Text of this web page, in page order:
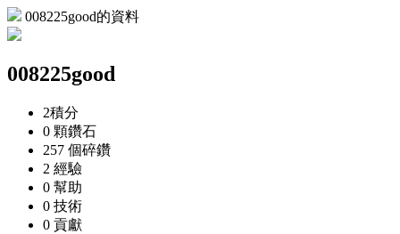
008225good的資料
008225good
2積分
0 顆鑽石
257 個碎鑽
2 經驗
0 幫助
0 技術
0 貢獻